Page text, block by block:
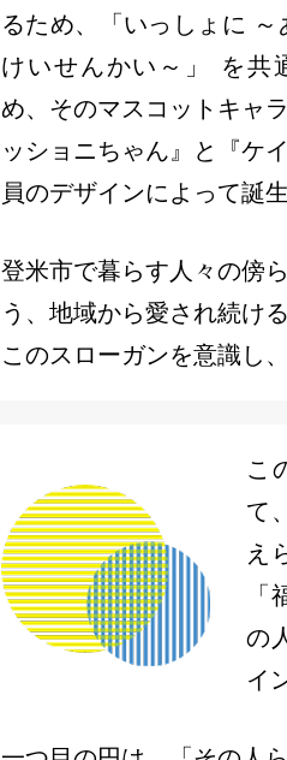
るため、「いっしょに ～
けいせんかい～」 を共
め、そのマスコットキャ
ッショニちゃん』と『ケ
員のデザインによって誕
登米市で暮らす人々の傍
う、地域から愛され続け
このスローガンを意識し
こ
て
え
の
イ